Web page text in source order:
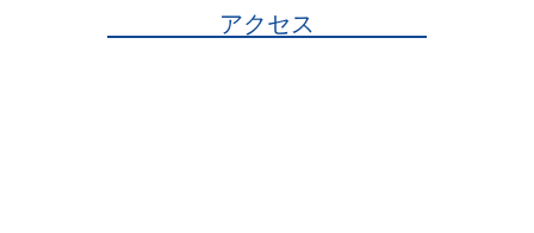
アクセス